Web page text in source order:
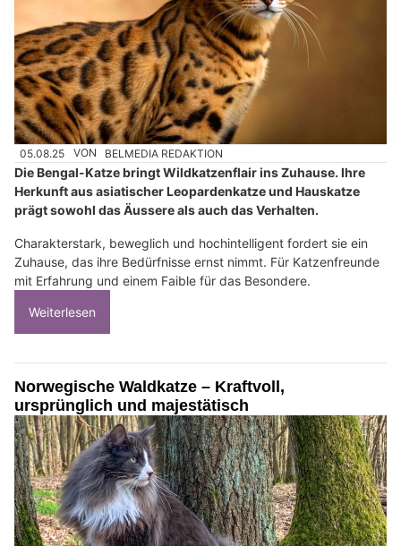
05.08.25 VON BELMEDIA REDAKTION
Die Bengal-Katze bringt Wildkatzenflair ins Zuhause. Ihre
Herkunft aus asiatischer Leopardenkatze und Hauskatze
prägt sowohl das Äussere als auch das Verhalten.
Charakterstark, beweglich und hochintelligent fordert sie ein
Zuhause, das ihre Bedürfnisse ernst nimmt. Für Katzenfreunde
mit Erfahrung und einem Faible für das Besondere.
Weiterlesen
Norwegische Waldkatze – Kraftvoll,
ursprünglich und majestätisch